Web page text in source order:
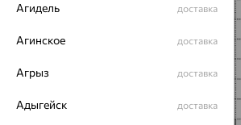
Агидель доставка
Агинское доставка
Агрыз доставка
Адыгейск доставка